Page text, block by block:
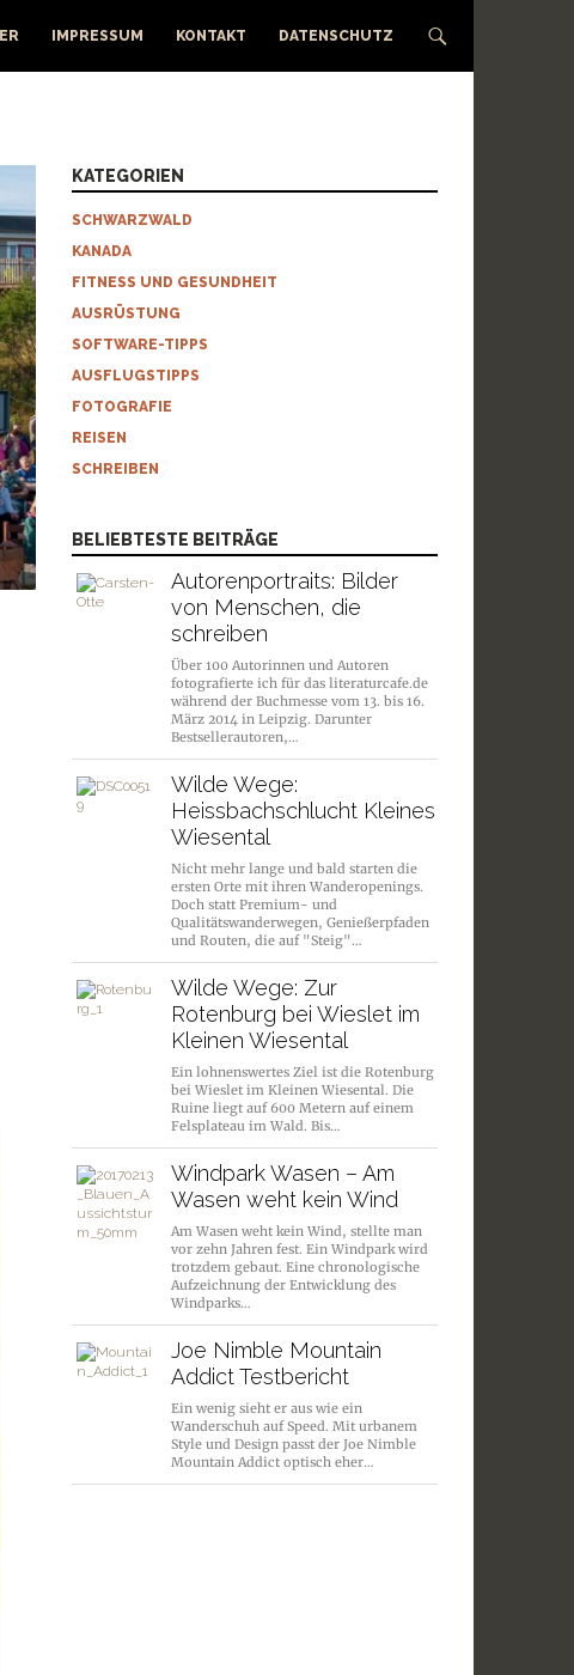
IMPRESSUM KONTAKT DATENSCHUTZ
KATEGORIEN
SCHWARZWALD
KANADA
FITNESS UND GESUNDHEIT
AUSRÜSTUNG
SOFTWARE-TIPPS
AUSFLUGSTIPPS
FOTOGRAFIE
REISEN
SCHREIBEN
BELIEBTESTE BEITRÄGE
Autorenportraits: Bilder
von Menschen, die
schreiben
Über 100 Autorinnen und Autoren
fotografierte ich für das literaturcafe.de
während der Buchmesse vom 13. bis 16.
März 2014 in Leipzig. Darunter
Bestsellerautoren,…
Wilde Wege:
Heissbachschlucht Kleines
Wiesental
Nicht mehr lange und bald starten die
ersten Orte mit ihren Wanderopenings.
Doch statt Premium- und
Qualitätswanderwegen, Genießerpfaden
und Routen, die auf "Steig"…
Wilde Wege: Zur
Rotenburg bei Wieslet im
Kleinen Wiesental
Ein lohnenswertes Ziel ist die Rotenburg
bei Wieslet im Kleinen Wiesental. Die
Ruine liegt auf 600 Metern auf einem
Felsplateau im Wald. Bis…
Windpark Wasen – Am
Wasen weht kein Wind
Am Wasen weht kein Wind, stellte man
vor zehn Jahren fest. Ein Windpark wird
trotzdem gebaut. Eine chronologische
Aufzeichnung der Entwicklung des
Windparks…
Joe Nimble Mountain
Addict Testbericht
Ein wenig sieht er aus wie ein
Wanderschuh auf Speed. Mit urbanem
Style und Design passt der Joe Nimble
Mountain Addict optisch eher…